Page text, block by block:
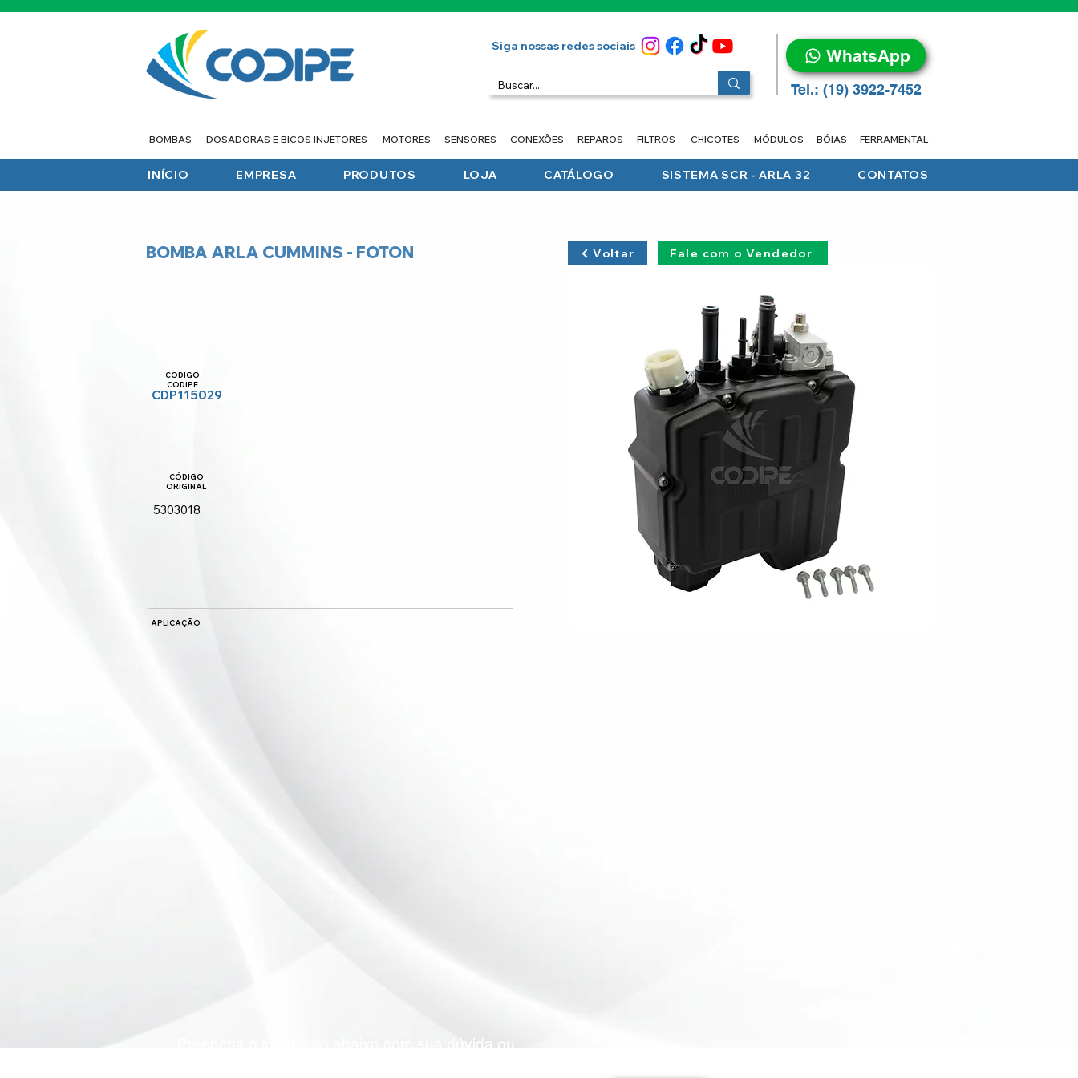
Siga nossas redes sociais WhatsApp
Tel.: (19) 3922-7452
BOMBAS DOSADORAS E BICOS INJETORES MOTORES SENSORES CONEXÕES REPAROS FILTROS CHICOTES MÓDULOS BÓIAS FERRAMENTAL
INÍCIO EMPRESA PRODUTOS LOJA CATÁLOGO SISTEMA SCR - ARLA 32 CONTATOS
BOMBA ARLA CUMMINS - FOTON
CÓDIGO
CODIPE
CDP115029
CÓDIGO
ORIGINAL
5303018
APLICAÇÃO
Voltar Fale com o Vendedor
Preencha o formulário abaixo com sua dúvida ou